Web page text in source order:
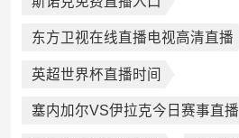
东方卫视在线直播电视高清直播
英超世界杯直播时间
塞内加尔VS伊拉克今日赛事直播